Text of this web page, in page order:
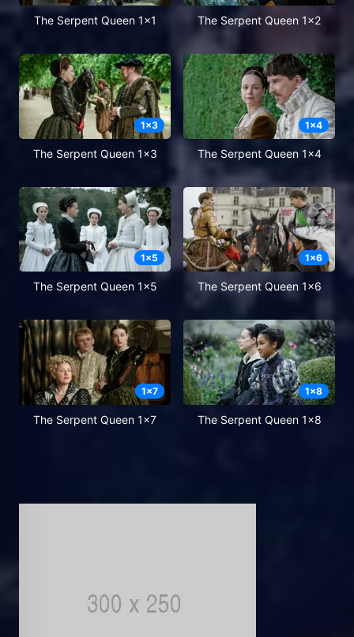
The Serpent Queen 1x1 The Serpent Queen 1x2
1x3
The Serpent Queen 1x3
1x4
The Serpent Queen 1x4
1x5
The Serpent Queen 1x5
1x6
The Serpent Queen 1x6
1x7
The Serpent Queen 1x7
1x8
The Serpent Queen 1x8